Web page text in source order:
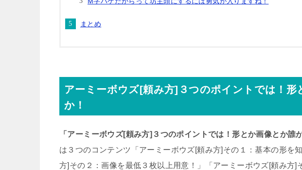
まとめ
アーミーボウズ[頼み方]３つのポイントでは！形
か！
「アーミーボウズ[頼み方]３つのポイントでは！形とか画像とか誰
は３つのコンテンツ「アーミーボウズ[頼み方]その１：基本の形を
方]その２：画像を最低３枚以上用意！」「アーミーボウズ[頼み方]